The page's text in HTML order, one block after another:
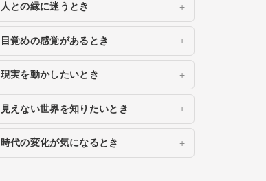
人との縁に迷うとき
目覚めの感覚があるとき
現実を動かしたいとき
見えない世界を知りたいとき
時代の変化が気になるとき